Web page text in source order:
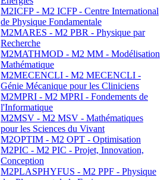
M2ICFP - M2 ICFP - Centre International
de Physique Fondamentale
M2MARES - M2 PBR - Physique par
Recherche
M2MATHMOD - M2 MM - Modélisation
Mathématique
M2MECENCLI - M2 MECENCLI -
Génie Mécanique pour les Cliniciens
M2MPRI - M2 MPRI - Fondements de
l'Informatique
M2MSV - M2 MSV - Mathématiques
pour les Sciences du Vivant
M2OPTIM - M2 OPT - Optimisation
M2PIC - M2 PIC - Projet, Innovation,
Conception
M2PLASPHYFUS - M2 PPF - Physique